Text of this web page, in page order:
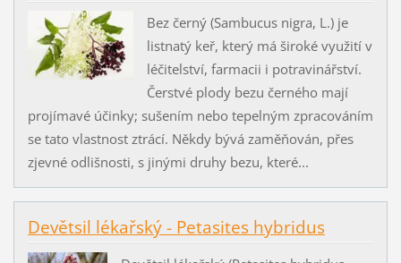
Bez černý (Sambucus nigra, L.) je
listnatý keř, který má široké využití v
léčitelství, farmacii i potravinářství.
Čerstvé plody bezu černého mají
projímavé účinky; sušením nebo tepelným zpracováním
se tato vlastnost ztrácí. Někdy bývá zaměňován, přes
zjevné odlišnosti, s jinými druhy bezu, které...
Devětsil lékařský - Petasites hybridus